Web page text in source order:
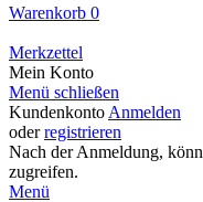
Warenkorb 0
Merkzettel
Mein Konto
Menü schließen
Kundenkonto Anmelden
oderregistrieren
Nach der Anmeldung,
zugreifen.
Menü